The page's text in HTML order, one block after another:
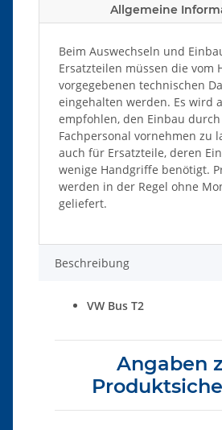
Allgemeine
Beim Auswechseln und
Ersatzteilen müssen die vom
vorgegebenen technischen
eingehalten werden. Es wird
empfohlen, den Einbau
Fachpersonal vornehmen zu
auch für Ersatzteile, deren
wenige Handgriffe benötigt.
werden in der Regel ohne
geliefert.
Beschreibung
VW Bus T2
Angaben